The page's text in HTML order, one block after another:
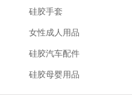
硅胶手套
女性成人用品
硅胶汽车配件
硅胶母婴用品